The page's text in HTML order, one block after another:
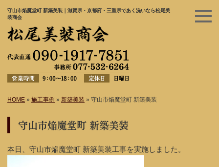
守山市焔魔堂町 新築美装｜滋賀県・京都府・三重県であく洗いなら松尾美
装商会
HOME » 施工事例 » 新築美装 » 守山市焔魔堂町 新築美装
守山市焔魔堂町 新築美装
本日、守山市焔魔堂町 新築美装工事を実施しました。